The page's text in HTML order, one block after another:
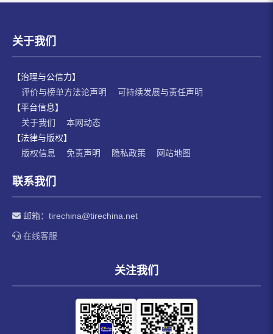
关于我们
【治理与公信力】
评价与榜单方法论声明
可持续发展与责任声明
【平台信息】
关于我们
本网动态
【法律与版权】
版权信息
免责声明 隐私政策 网站地图
联系我们
邮箱： tirechina@tirechina.net
在线客服
关注我们